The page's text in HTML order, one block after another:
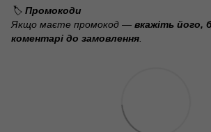
🏷️ Промокоди
Якщо маєте промокод — вкажіть його,
коментарі до замовлення